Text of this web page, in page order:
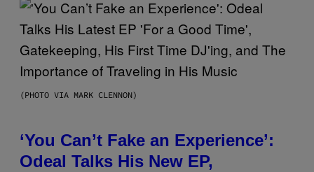
(PHOTO VIA MARK CLENNON)
‘You Can’t Fake an Experience’:
Odeal Talks His New EP,